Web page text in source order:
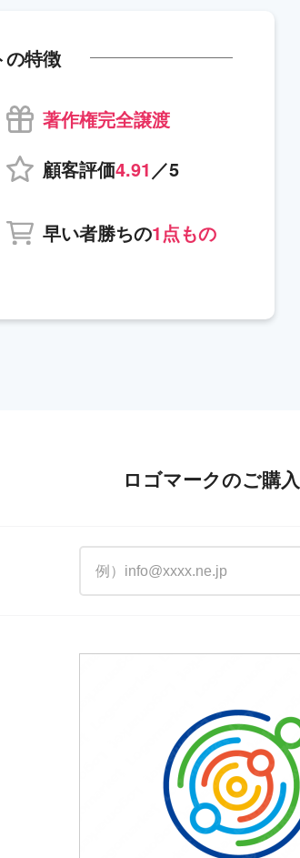
の特徴
著作権完全譲渡
顧客評価4.91 ／5
早い者勝ちの1点もの
ロゴマークのご購入